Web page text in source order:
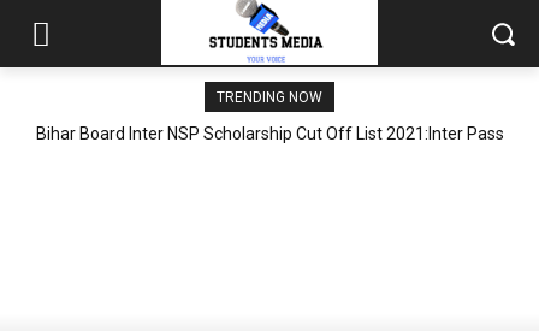
TRENDING NOW
Bihar Board Inter NSP Scholarship Cut Off List 2021:Inter Pass